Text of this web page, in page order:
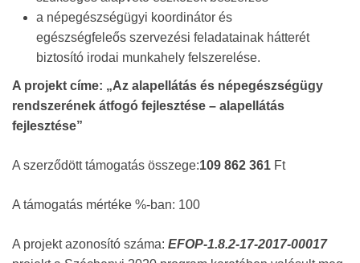
a népegészségügyi koordinátor és
egészségfeleős szervezési feladatainak hátterét
biztosító irodai munkahely felszerelése.
A projekt címe: „Az alapellátás és népegészségügy
rendszerének átfogó fejlesztése – alapellátás
fejlesztése”
A szerződött támogatás összege:109 862 361 Ft
A támogatás mértéke %-ban: 100
A projekt azonosító száma: EFOP-1.8.2-17-2017-00017